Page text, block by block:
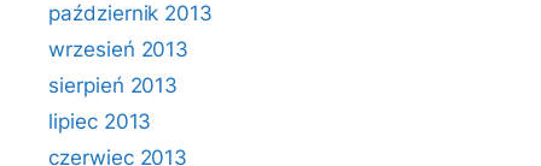
październik 2013
wrzesień 2013
sierpień 2013
lipiec 2013
czerwiec 2013